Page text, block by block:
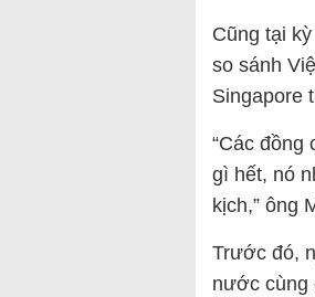
Cũng tại
so sánh
Singapore
“Các đồng
gì hết, nó
kịch,” ông
Trước đó,
nước cùng